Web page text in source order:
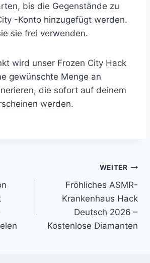
bis die Gegenstände zu
-Konto hinzugefügt werden.
sie frei verwenden.
wird unser Frozen City Hack
gewünschte Menge an
die sofort auf deinem
werden.
WEITER
Fröhliches ASMR-
Krankenhaus Hack
Deutsch 2026 –
Kostenlose Diamanten